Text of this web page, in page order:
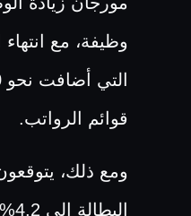
وظيفة، مع
قوائم الرواتب.
ومع ذلك،